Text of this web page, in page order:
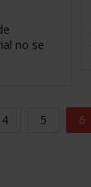
no se
4 5 6